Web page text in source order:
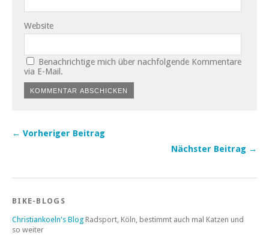
Website
Benachrichtige mich über nachfolgende Kommentare
via E-Mail.
← Vorheriger Beitrag
Nächster Beitrag →
BIKE-BLOGS
Christiankoeln's Blog Radsport, Köln, bestimmt auch mal Katzen und
so weiter